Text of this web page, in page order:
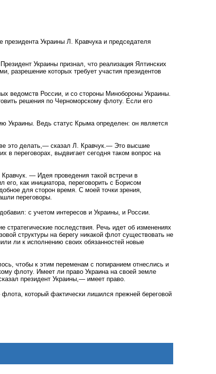
Украины Л. Кравчука и председателя
Украины признал, что реализация Ялтинских
разрешение которых требует участия президентов
ведомств России, и со стороны Минобороны Украины.
решения по Черноморскому флоту. Если его
Украины. Ведь статус Крыма определен: он является
это делать,— сказал Л. Кравчук.— Это высшие
переговорах, выдвигает сегодня таком вопрос на
— Идея проведения такой встречи в
как инициатора, переговорить с Борисом
для сторон время. С моей точки зрения,
переговоры.
с учетом интересов и Украины, и России.
последствия. Речь идет об изменениях
структуры на берегу никакой флот существовать не
ли к исполнению своих обязанностей новые
чтобы к этим переменам с попиранием отнеслись и
флоту. Имеет ли право Украина на своей земле
президент Украины,— имеет право.
который фактически лишился прежней береговой